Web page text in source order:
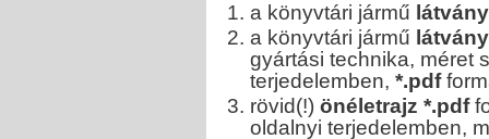
a könyvtári jármű
a könyvtári jármű
gyártási technika, méret
terjedelemben, *.pdf
rövid(!) önéletrajz *.pdf
oldalnyi terjedelemben,